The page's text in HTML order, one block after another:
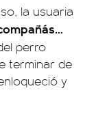
la usuaria
perro
terminar de
y